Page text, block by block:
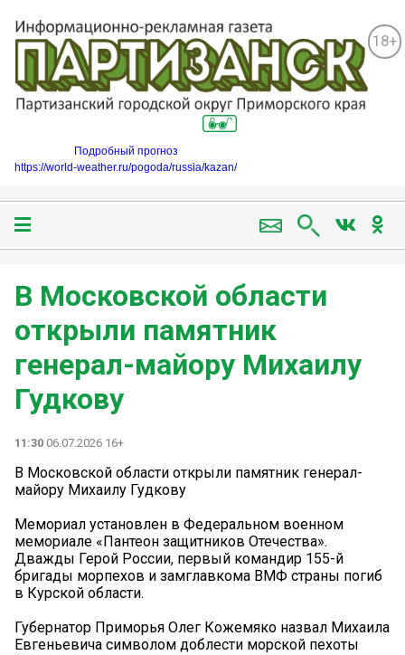
18+
Подробный прогноз
https://world-weather.ru/pogoda/russia/kazan/
В Московской области
открыли памятник
генерал-майору Михаилу
Гудкову
11:30 06.07.2026 16+
В Московской области открыли памятник генерал-
майору Михаилу Гудкову
Мемориал установлен в Федеральном военном
мемориале «Пантеон защитников Отечества».
Дважды Герой России, первый командир 155-й
бригады морпехов и замглавкома ВМФ страны погиб
в Курской области.
Губернатор Приморья Олег Кожемяко назвал Михаила
Евгеньевича символом доблести морской пехоты